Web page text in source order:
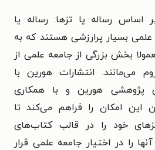
اساس رساله یا تزها: رساله یا
علمی بسیار پرارزشی هستند که به
بخش بزرگی از جامعه علمی از
می‌‌مانند. انتشارات هورین با
پژوهشی هورین و با همکاری
این امکان را فراهم می‌کند تا
خود را در قالب کتاب‌های
را در اختیار جامعه علمی قرار